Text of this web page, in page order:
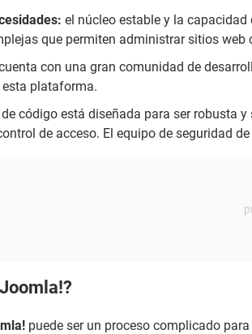
el núcleo estable y la capacidad
que permiten administrar sitios web
con una gran comunidad de
plataforma.
código está diseñada para ser robusta
de acceso. El equipo de seguridad
puede ser un proceso complicado